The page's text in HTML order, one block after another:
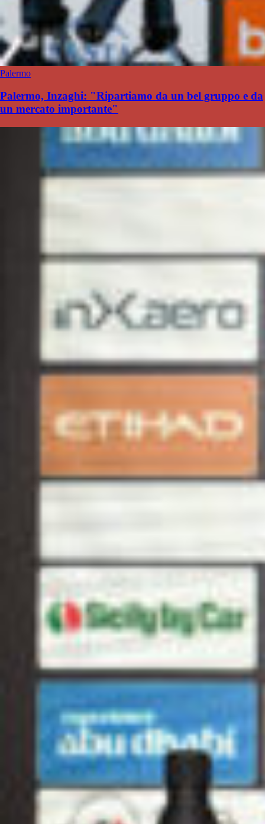
Palermo
Palermo, Inzaghi: "Ripartiamo da un bel gruppo e da
un mercato importante"